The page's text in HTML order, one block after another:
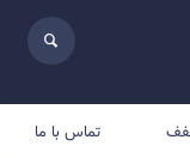
تماس با ما